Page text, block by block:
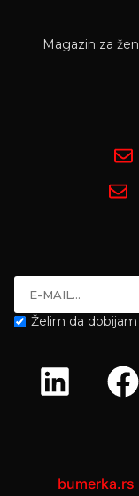
Magazin za
Želim da
bumerka.rs